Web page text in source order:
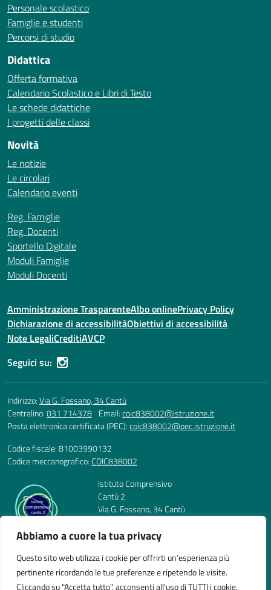
Abbiamo a cuore la tua privacy
Questo sito web utilizza i cookie per offrirti un’esperienza più
pertinente ricordando le tue preferenze e ripetendo le visite.
Cliccando su "Accetta tutto", acconsenti all'uso di TUTTI i cookie.
Personale scolastico
Famiglie e studenti
Percorsi di studio
Didattica
Offerta formativa
Calendario Scolastico e Libri di Testo
Le schede didattiche
I progetti delle classi
Novità
Le notizie
Le circolari
Calendario eventi
Reg. Famiglie
Reg. Docenti
Sportello Digitale
Moduli Famiglie
Moduli Docenti
Amministrazione TrasparenteAlbo onlinePrivacy Policy
Dichiarazione di accessibilitàObiettivi di accessibilità
Note LegaliCreditiAVCP
Seguici su:
Indirizzo:Via G. Fossano, 34 Cantù
Centralino:031 714378 Email:coic838002@istruzione.it
Posta elettronica certificata (PEC):coic838002@pec.istruzione.it
Codice fiscale: 81003990132
Codice meccanografico:COIC838002
Istituto Comprensivo
Cantù 2
Via G. Fossano, 34 Cantù
E-mail: coic838002@istruzione.it
Codice Meccanografico: COIC838002
Codice Fiscale: 81003990132